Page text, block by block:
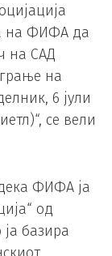
на ФИФА да
на САД
на
6 јули
се вели
ФИФА ја
од
базира